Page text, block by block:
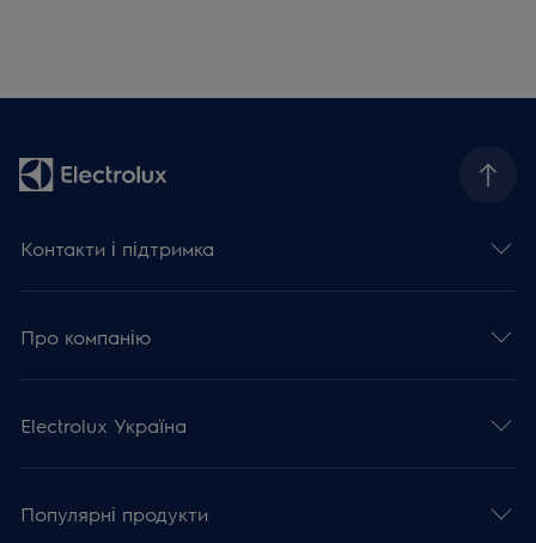
Контакти і підтримка
Про компанію
Electrolux Україна
Популярні продукти